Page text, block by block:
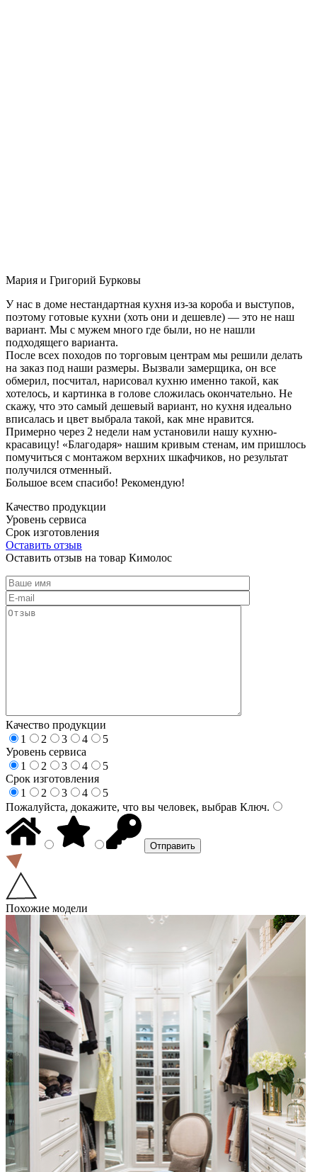
Мария и Григорий Бурковы
У нас в доме нестандартная кухня из-за короба и выступов,
поэтому готовые кухни (хоть они и дешевле) — это не наш
вариант. Мы с мужем много где были, но не нашли
подходящего варианта.
После всех походов по торговым центрам мы решили делать
на заказ под наши размеры. Вызвали замерщика, он все
обмерил, посчитал, нарисовал кухню именно такой, как
хотелось, и картинка в голове сложилась окончательно. Не
скажу, что это самый дешевый вариант, но кухня идеально
вписалась и цвет выбрала такой, как мне нравится.
Примерно через 2 недели нам установили нашу кухню-
красавицу! «Благодаря» нашим кривым стенам, им пришлось
помучиться с монтажом верхних шкафчиков, но результат
получился отменный.
Большое всем спасибо! Рекомендую!
Качество продукции
Уровень сервиса
Срок изготовления
Оставить отзыв
Оставить отзыв на товар Кимолос
Качество продукции
1
2 3 4
5
Уровень сервиса
1
2 3 4
5
Срок изготовления
1
2 3 4
5
Пожалуйста, докажите, что вы человек, выбрав Ключ.
Похожие модели